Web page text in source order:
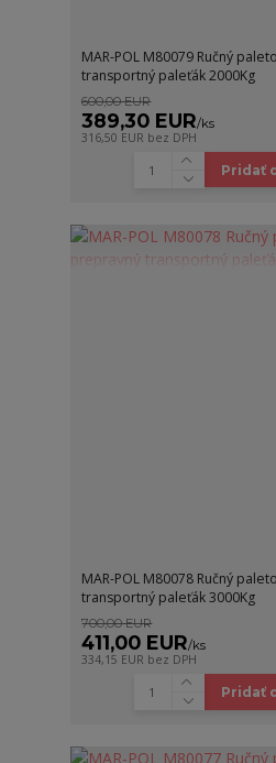
MAR-POL M80079 Ručný
transportný paleťák 2000Kg
600,00 EUR
389,30 EUR/ks
316,50 EUR bez DPH
Pridať
MAR-POL M80078 Ručný
transportný paleťák 3000Kg
700,00 EUR
411,00 EUR/ks
334,15 EUR bez DPH
Pridať